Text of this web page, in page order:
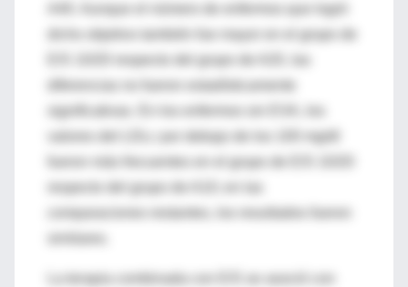
A40. Aunque el número de enfermos que logró
dicho objetivo también fue mayor en el grupo de
E/S 10/20 respecto del grupo de A20, las
significativas. En los enfermos sin EVA, los
valores del LDLc por debajo de los 100 mg/dl
fueron más frecuentes en el grupo de E/S 10/20
respecto del grupo de A10; en las
La terapia combinada con E/S se asoció con